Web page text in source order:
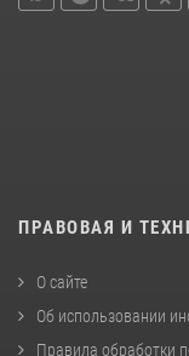
ПРАВОВАЯ И
О сайте
Об использовании
Правила обработки